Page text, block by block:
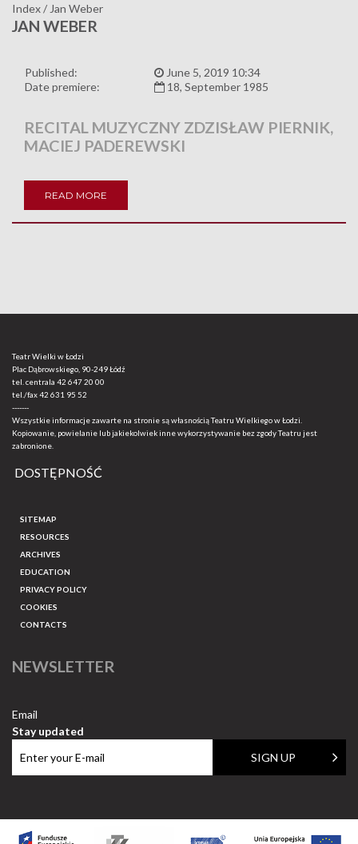
Index/ Jan Weber
JAN WEBER
Published:
June 5, 2019 10:34
Date premiere:
18, September 1985
RECITAL MUZYCZNY ZDZISŁAW PIERNIK,
MACIEJ PADEREWSKI
READ MORE
Teatr Wielki w Łodzi
Plac Dąbrowskiego, 90-249 Łódź
tel. centrala 42 647 20 00
tel./fax42 631 95 52
-------
Wszystkie informacje zawarte na stronie są własnością Teatru Wielkiego w Łodzi.
Kopiowanie, powielanie lub jakiekolwiek inne wykorzystywanie bez zgody Teatru jest
zabronione.
DOSTĘPNOŚĆ
SITEMAP
RESOURCES
ARCHIVES
EDUCATION
PRIVACY POLICY
COOKIES
CONTACTS
NEWSLETTER
Email
Stay updated